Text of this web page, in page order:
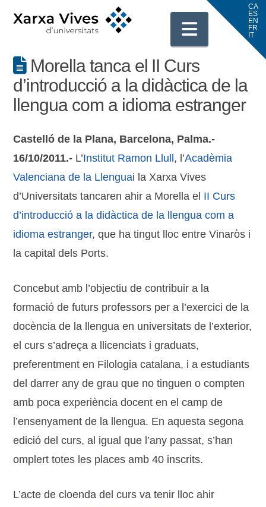
Morella tanca el II Curs
d’introducció a la didàctica de la
llengua com a idioma estranger
Castelló de la Plana, Barcelona, Palma.-
16/10/2011.- L’Institut Ramon Llull , l’Acadèmia
Valenciana de la Llenguai la Xarxa Vives
d’Universitats tancaren ahir a Morella el II Curs
d’introducció a la didàctica de la llengua com a
idioma estranger, que ha tingut lloc entre Vinaròs i
la capital dels Ports.
Concebut amb l’objectiu de contribuir a la
formació de futurs professors per a l’exercici de la
docència de la llengua en universitats de l’exterior,
el curs s’adreça a llicenciats i graduats,
preferentment en Filologia catalana, i a estudiants
del darrer any de grau que no tinguen o compten
amb poca experiència docent en el camp de
l’ensenyament de la llengua. En aquesta segona
edició del curs, al igual que l’any passat, s’han
omplert totes les places amb 40 inscrits.
L’acte de cloenda del curs va tenir lloc ahir